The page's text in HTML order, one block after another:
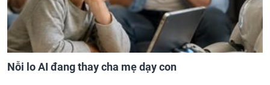
Nỗi lo AI đang thay cha mẹ dạy con